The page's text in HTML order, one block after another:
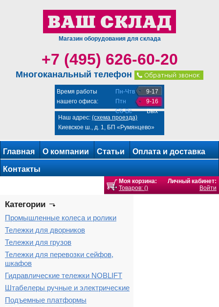
Магазин оборудования для склада
+7 (495) 626-60-20
Многоканальный телефон
Время работы
нашего офиса:
Пн-Чтв
Птн
Сб-Вс
9-17
9-16
Вых
Наш адрес: (схема проезда)
Киевское ш., д. 1, БП «Румянцево»
Главная О компании Статьи Оплата и доставка
Контакты
Моя корзина:
Товаров: ()
Личный кабинет:
Войти
Категории
Промышленные колеса и ролики
Тележки для дворников
Тележки для грузов
Тележки для перевозки сейфов,
шкафов
Гидравлические тележки NOBLIFT
Штабелеры ручные и электрические
Подъемные платформы